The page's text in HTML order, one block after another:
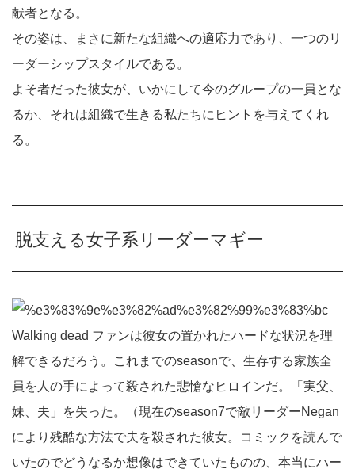
献者となる。
その姿は、まさに新たな組織への適応力であり、一つのリ
ーダーシップスタイルである。
よそ者だった彼女が、いかにして今のグループの一員とな
るか、それは組織で生きる私たちにヒントを与えてくれ
る。
脱支える女子系リーダーマギー
Walking dead ファンは彼女の置かれたハードな状況を理
解できるだろう。これまでのseasonで、生存する家族全
員を人の手によって殺された悲愴なヒロインだ。「実父、
妹、夫」を失った。（現在のseason7で敵リーダーNegan
により残酷な方法で夫を殺された彼女。コミックを読んで
いたのでどうなるか想像はできていたものの、本当にハー